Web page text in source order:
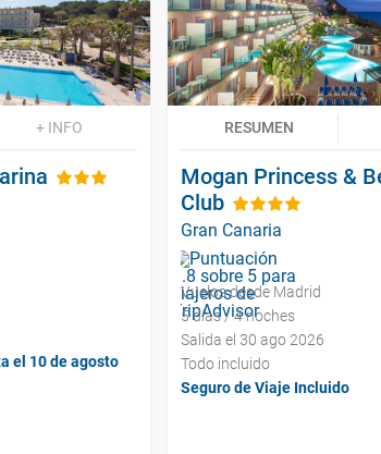
+ INFO
el 10 de agosto
RESUMEN
Mogan Princess &
Club
Gran Canaria
Vuelos desde Madrid
5 días / 4 noches
Salida el 30 ago 2026
Todo incluido
Seguro de Viaje Incluido